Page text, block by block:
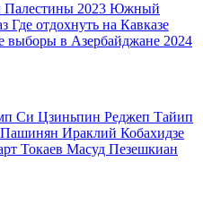
2023 Южный
Где отдохнуть на Кавказе
выборы в Азербайджане 2024
Си Цзиньпин Реджеп Тайип
Ираклий Кобахидзе
Токаев Масуд Пезешкиан